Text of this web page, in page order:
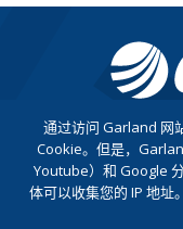
查
通过访问 Garland 网
Cookie。但是，
Youtube）和 Google
体可以收集您的 IP 地址